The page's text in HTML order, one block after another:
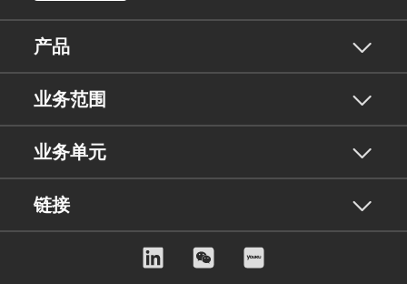
产品
业务范围
业务单元
链接